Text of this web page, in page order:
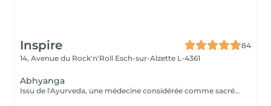
Inspire
84
14, Avenue du Rock'n'Roll Esch-sur-Alzette L-4361
Abhyanga
Issu de l'Ayurveda, une médecine considérée comme sacrée en Inde, le massage Abhyanga, pratiqué à l'huile de sésame Bio, agit sur l'énergie vitale. Il permet de réharmoniser et revitaliser le corps tout en apaisant l'esprit. Un excellent moyen pour retrouveréquilibre et sérénité.